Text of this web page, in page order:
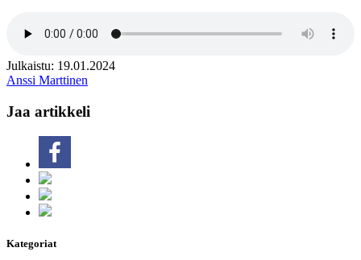
Julkaistu: 19.01.2024
Anssi Marttinen
Jaa artikkeli
Kategoriat